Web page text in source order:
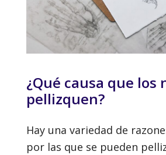
¿Qué causa que los
pellizquen?
Hay una variedad de
por las que se pueden